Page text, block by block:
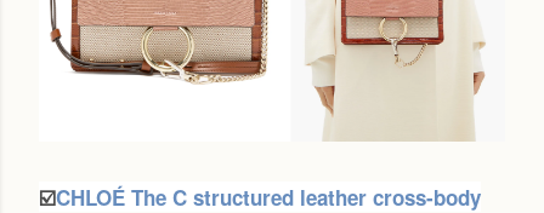
☑️CHLOÉ The C structured leather cross-body